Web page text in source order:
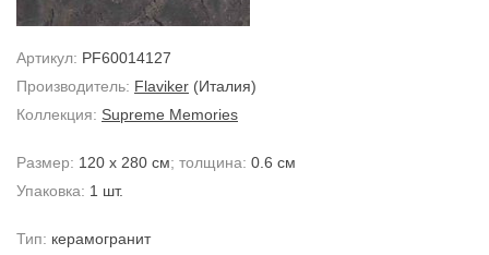
Артикул: PF60014127
Производитель: Flaviker (Италия)
Коллекция: Supreme Memories
Размер: 120 x 280 см; толщина: 0.6 см
Упаковка: 1 шт.
Тип: керамогранит